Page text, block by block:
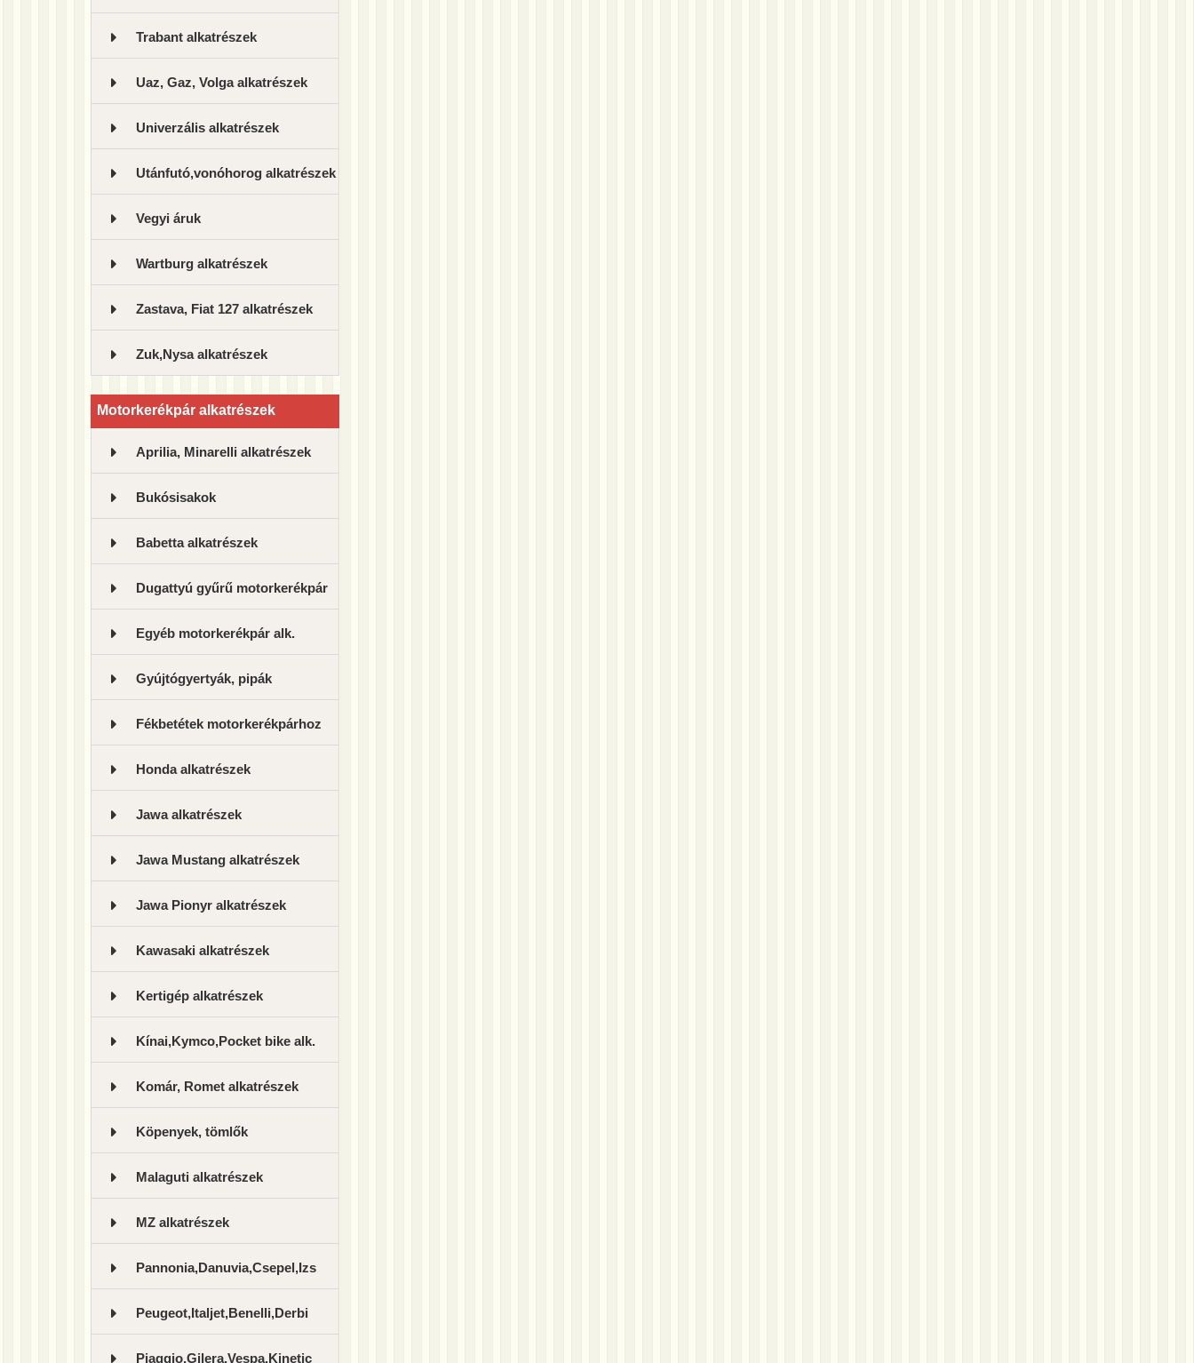
Trabant alkatrészek
Uaz, Gaz, Volga alkatrészek
Univerzális alkatrészek
Utánfutó,vonóhorog alkatrészek
Vegyi áruk
Wartburg alkatrészek
Zastava, Fiat 127 alkatrészek
Zuk,Nysa alkatrészek
Motorkerékpár alkatrészek
Aprilia, Minarelli alkatrészek
Bukósisakok
Babetta alkatrészek
Dugattyú gyűrű motorkerékpár
Egyéb motorkerékpár alk.
Gyújtógyertyák, pipák
Fékbetétek motorkerékpárhoz
Honda alkatrészek
Jawa alkatrészek
Jawa Mustang alkatrészek
Jawa Pionyr alkatrészek
Kawasaki alkatrészek
Kertigép alkatrészek
Kínai,Kymco,Pocket bike alk.
Komár, Romet alkatrészek
Köpenyek, tömlők
Malaguti alkatrészek
MZ alkatrészek
Pannonia,Danuvia,Csepel,Izs
Peugeot,Italjet,Benelli,Derbi
Piaggio,Gilera,Vespa,Kinetic